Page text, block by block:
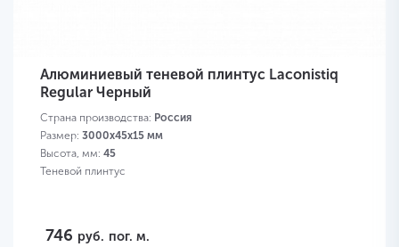
Алюминиевый теневой плинтус Laconistiq
Regular Черный
Страна производства: Россия
Размер: 3000x45x15 мм
Высота, мм: 45
Теневой плинтус
746 руб. пог. м.